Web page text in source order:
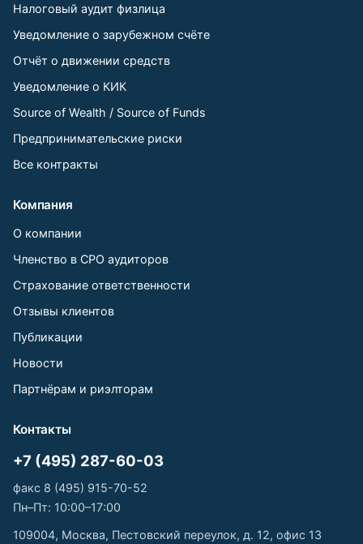
Налоговый аудит физлица
Уведомление о зарубежном счёте
Отчёт о движении средств
Уведомление о КИК
Source of Wealth / Source of Funds
Предпринимательские риски
Все контракты
Компания
О компании
Членство в СРО аудиторов
Страхование ответственности
Отзывы клиентов
Публикации
Новости
Партнёрам и риэлторам
Контакты
+7 (495) 287-60-03
факс 8 (495) 915-70-52
Пн–Пт: 10:00–17:00
109004, Москва, Пестовский переулок, д. 12, офис 13